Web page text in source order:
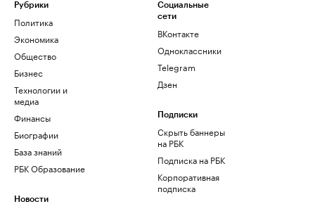
Рубрики
Политика
Экономика
Общество
Бизнес
Технологии и
медиа
Финансы
Биографии
База знаний
РБК Образование
Новости
Социальные
сети
ВКонтакте
Одноклассники
Telegram
Дзен
Подписки
Скрыть баннеры
на РБК
Подписка на РБК
Корпоративная
подписка